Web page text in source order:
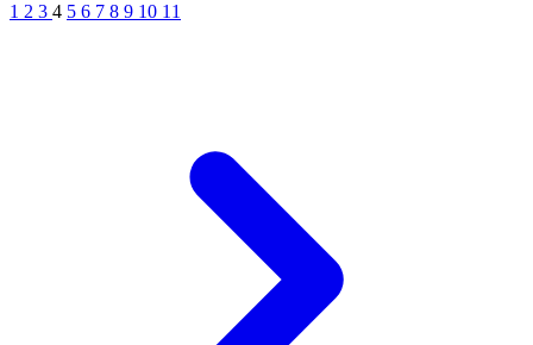
1 2 3 4 5 6 7 8 9 10 11